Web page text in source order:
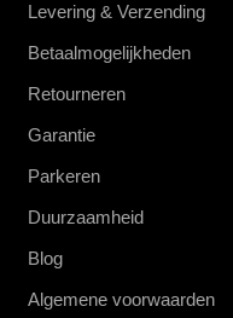
Levering & Verzending
Betaalmogelijkheden
Retourneren
Garantie
Parkeren
Duurzaamheid
Blog
Algemene voorwaarden